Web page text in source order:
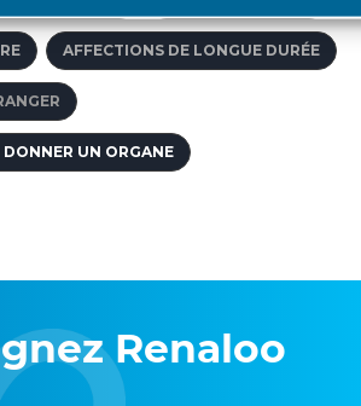
AFFECTIONS DE LONGUE DURÉE
UN ORGANE
Renaloo